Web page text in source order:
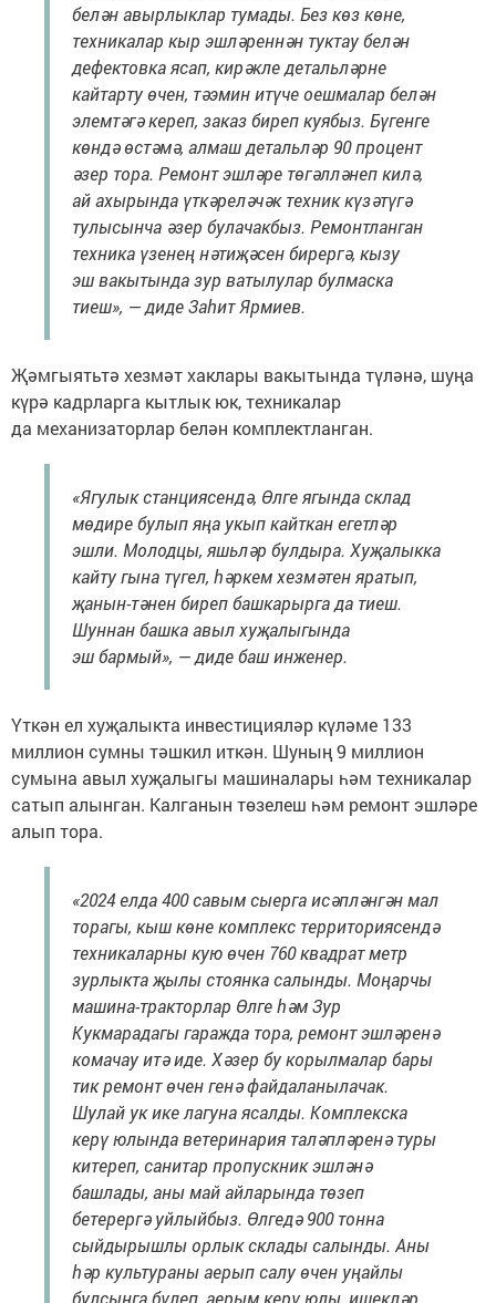
белән авырлыклар тумады. Без көз көне,
техникалар кыр эшләреннән туктау белән
дефектовка ясап, кирәкле детальләрне
кайтарту өчен, тәэмин итүче оешмалар белән
элемтәгә кереп, заказ биреп куябыз. Бүгенге
көндә өстәмә, алмаш детальләр 90 процент
әзер тора. Ремонт эшләре төгәлләнеп килә,
ай ахырында үткәреләчәк техник күзәтүгә
тулысынча әзер булачакбыз. Ремонтланган
техника үзенең нәтиҗәсен бирергә, кызу
эш вакытында зур ватылулар булмаска
тиеш», — диде Заһит Ярмиев.
Җәмгыятьтә хезмәт хаклары вакытында түләнә, шуңа
күрә кадрларга кытлык юк, техникалар
да механизаторлар белән комплектланган.
«Ягулык станциясендә, Өлге ягында склад
мөдире булып яңа укып кайткан егетләр
эшли. Молодцы, яшьләр булдыра. Хуҗалыкка
кайту гына түгел, һәркем хезмәтен яратып,
җанын-тәнен биреп башкарырга да тиеш.
Шуннан башка авыл хуҗалыгында
эш бармый», — диде баш инженер.
Үткән ел хуҗалыкта инвестицияләр күләме 133
миллион сумны тәшкил иткән. Шуның 9 миллион
сумына авыл хуҗалыгы машиналары һәм техникалар
сатып алынган. Калганын төзелеш һәм ремонт эшләре
алып тора.
«2024 елда 400 савым сыерга исәпләнгән мал
торагы, кыш көне комплекс территориясендә
техникаларны кую өчен 760 квадрат метр
зурлыкта җылы стоянка салынды. Моңарчы
машина-тракторлар Өлге һәм Зур
Кукмарадагы гаражда тора, ремонт эшләренә
комачау итә иде. Хәзер бу корылмалар бары
тик ремонт өчен генә файдаланылачак.
Шулай ук ике лагуна ясалды. Комплекска
керү юлында ветеринария таләпләренә туры
китереп, санитар пропускник эшләнә
башлады, аны май айларында төзеп
бетерергә уйлыйбыз. Өлгедә 900 тонна
сыйдырышлы орлык склады салынды. Аны
һәр культураны аерып салу өчен уңайлы
булсынга бүлеп, аерым керү юлы, ишекләр